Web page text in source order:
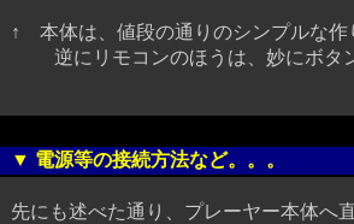
↑ 本体は、値段の通りのシンプル
逆にリモコンのほうは、妙にボタン
▼ 電源等の接続方法など。。。
先にも述べた通り、プレーヤー本体へ